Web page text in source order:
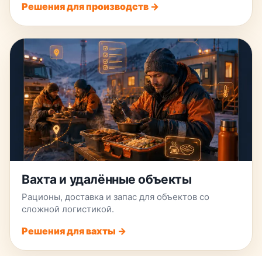
Решения для производств →
Вахта и удалённые объекты
Рационы, доставка и запас для объектов со
сложной логистикой.
Решения для вахты →